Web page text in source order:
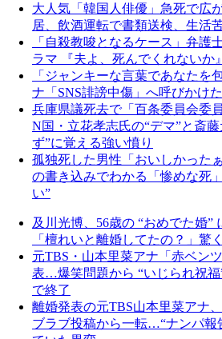
大人気「韓国人俳優」急死で広
居、飲酒運転で書類送検、生活
「自殺教唆となるケース」弁護
ラマ 『夫よ、死んでくれないか
「ジャンキーな言葉であなたを
ナ「SNS誹謗中傷」へ呼びかけ
兵庫県議死去で「百条委員会委
N国・立花孝志氏の“デマ”と斎
ず”に覚える強い憤り
孤独死した男性「おいしかった
の書き込みでわかる「惨めな死
い”
及川光博、56歳の “おめでた婚
「檀れいと離婚してたの？」驚
元TBS・山本里菜アナ「赤ベン
表…爆笑問題から “いじられ祝
で終了
離婚発表の元TBS山本里菜アナ
ブラブ投稿から一転…“ナンパ報